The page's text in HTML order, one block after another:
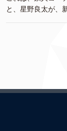
と、星野良太が、